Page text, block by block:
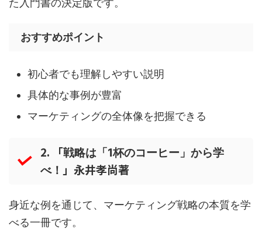
た入門書の決定版です。
おすすめポイント
初心者でも理解しやすい説明
具体的な事例が豊富
マーケティングの全体像を把握できる
2. 「戦略は「1杯のコーヒー」から学
べ！ 」永井孝尚著
身近な例を通じて、マーケティング戦略の本質を学
べる一冊です。